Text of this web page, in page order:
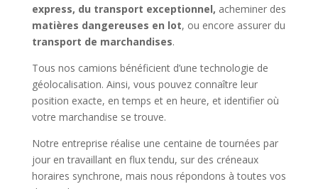
express, du transport exceptionnel, acheminer des
matières dangereuses en lot, ou encore assurer du
transport de marchandises.
Tous nos camions bénéficient d’une technologie de
géolocalisation. Ainsi, vous pouvez connaître leur
position exacte, en temps et en heure, et identifier où
votre marchandise se trouve.
Notre entreprise réalise une centaine de tournées par
jour en travaillant en flux tendu, sur des créneaux
horaires synchrone, mais nous répondons à toutes vos